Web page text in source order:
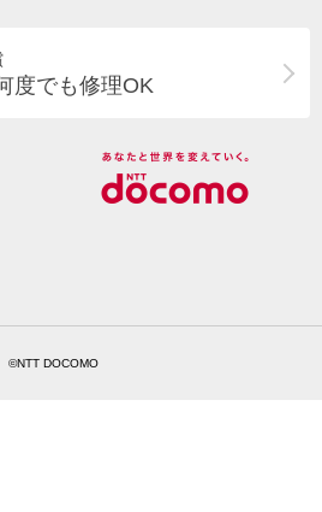
度でも修理OK
©NTT DOCOMO